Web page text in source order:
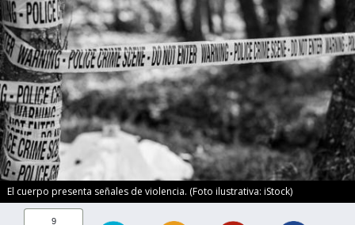
El cuerpo presenta señales de violencia. (Foto ilustrativa: iStock)
9